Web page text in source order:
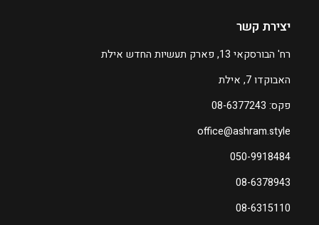
יצירת קשר
רח' הבורסקאי 13, פארק תעשיות החדש אילת
האבוקדו 7, אילת
פקס: 08-6377243
office@ashram.style
050-9918484
08-6378943
08-6315110